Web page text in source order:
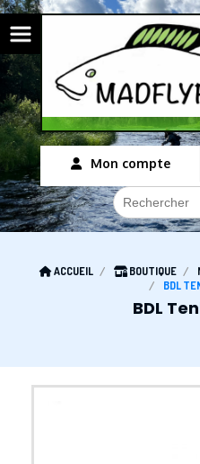
Mon compte
ACCUEIL BOUTIQUE
BDL
BDL
Panneau de gestion des cookies